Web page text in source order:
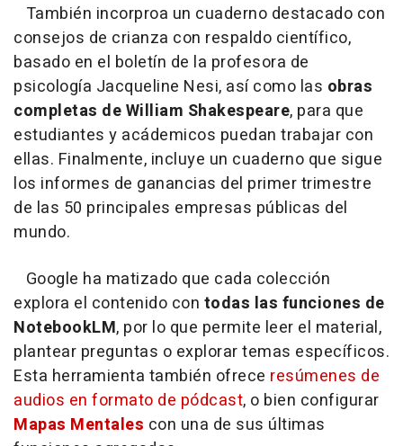
También incorproa un cuaderno destacado con
consejos de crianza con respaldo científico,
basado en el boletín de la profesora de
psicología Jacqueline Nesi, así como las obras
completas de William Shakespeare, para que
estudiantes y acádemicos puedan trabajar con
ellas. Finalmente, incluye un cuaderno que sigue
los informes de ganancias del primer trimestre
de las 50 principales empresas públicas del
mundo.
Google ha matizado que cada colección
explora el contenido con todas las funciones de
NotebookLM, por lo que permite leer el material,
plantear preguntas o explorar temas específicos.
Esta herramienta también ofrece resúmenes de
audios en formato de pódcast, o bien configurar
Mapas Mentales con una de sus últimas